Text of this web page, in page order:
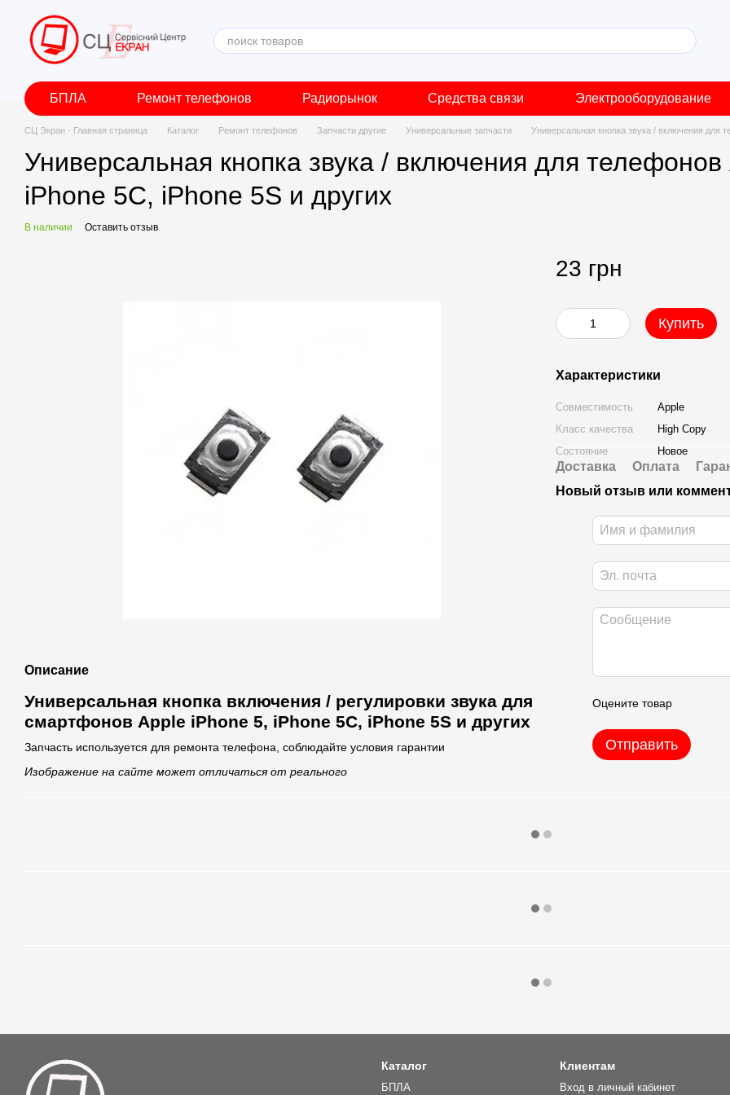
Перейти к основному контенту
БПЛА Ремонт телефонов Радиорынок Средства связи Электрооборудование
СЦ Экран - Главная страница Каталог Ремонт телефонов Запчасти другие Универсальные запчасти Универсальная кнопка звука / включения для
Универсальная кнопка звука / включения для
iPhone 5C, iPhone 5S и других
В наличии Оставить отзыв
Описание
Универсальная кнопка включения / регулировки звука для
смартфонов Apple iPhone 5, iPhone 5C, iPhone 5S и других
Запчасть используется для ремонта телефона, соблюдайте условия гарантии
Изображение на сайте может отличаться от реального
23 грн
Купить
Характеристики
Совместимость
Apple
Класс качества
High Copy
Состояние
Новое
Доставка Оплата
Новый отзыв или
Оцените товар
Отправить
Каталог
БПЛА
Клиентам
Вход в личный кабинет